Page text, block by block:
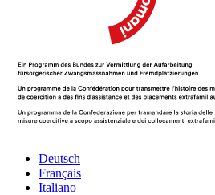
Deutsch
Français
Italiano